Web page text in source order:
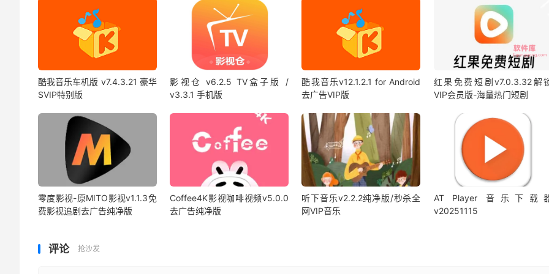
酷我音乐车机版 v7.4.3.21 豪华
SVIP特别版
影视仓 v6.2.5 TV盒子版 /
v3.3.1 手机版
酷我音乐v12.1.2.1 for Android
去广告VIP版
红果免费短剧v7.0.3.32解
VIP会员版-海量热门短剧
零度影视-原MITO影视v1.1.3免
费影视追剧去广告纯净版
Coffee4K影视咖啡视频v5.0.0
去广告纯净版
听下音乐v2.2.2纯净版/秒杀全
网VIP音乐
AT Player 音乐下载
v20251115
评论 抢沙发